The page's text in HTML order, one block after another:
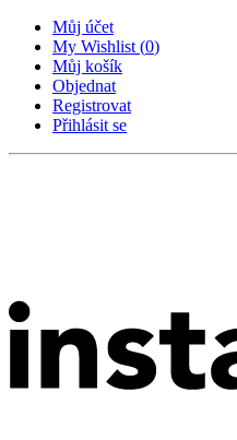
Můj účet
My Wishlist (0)
Můj košík
Objednat
Registrovat
Přihlásit se